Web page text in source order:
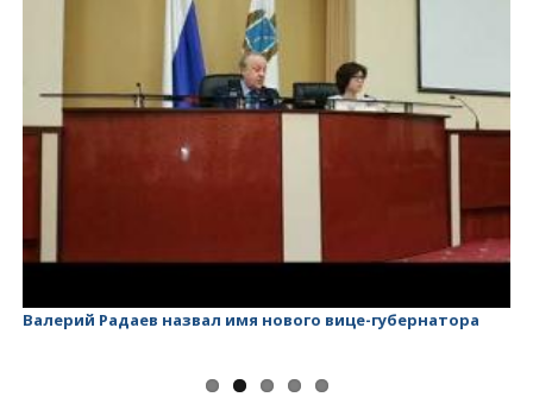
Валерий Радаев назвал имя нового вице-губернатора